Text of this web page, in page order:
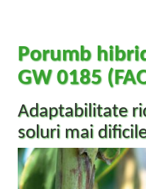
Porumb
GW 0185
Adaptabilitate
soluri mai